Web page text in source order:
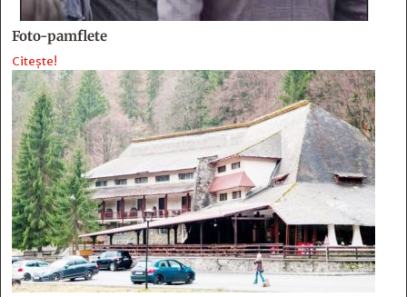
Foto-pamflete
Citește!